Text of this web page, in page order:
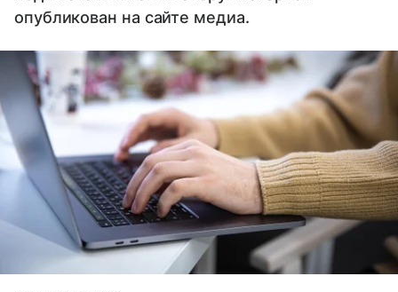
опубликован на сайте медиа.